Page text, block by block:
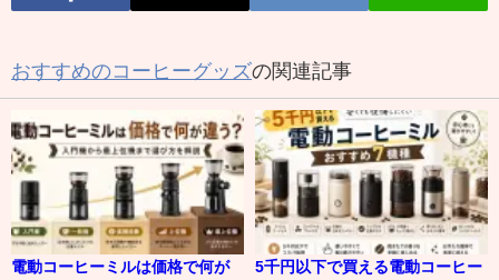
おすすめのコーヒーグッズの関連記事
電動コーヒーミルは価格で何が
5千円以下で買える電動コーヒー